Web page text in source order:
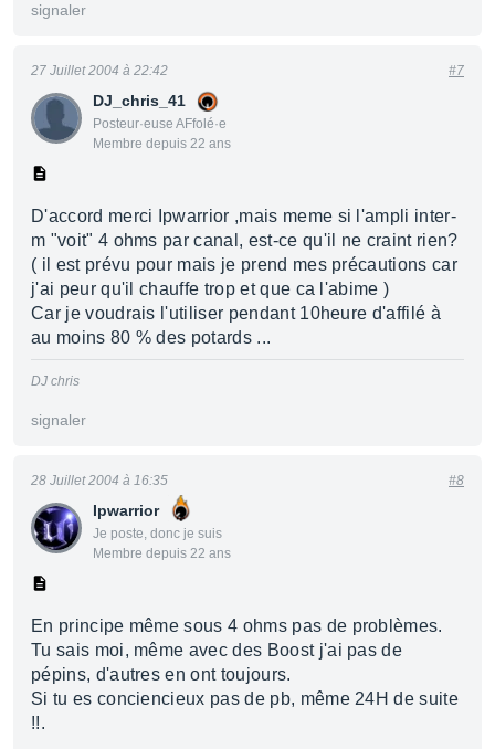
signaler
DJ_chris_41
Posteur·euse AFfolé·e
Membre depuis 22 ans
27 Juillet 2004 à 22:42 #7
D'accord merci Ipwarrior ,mais meme si l'ampli inter-
m "voit" 4 ohms par canal, est-ce qu'il ne craint rien?
( il est prévu pour mais je prend mes précautions car
j'ai peur qu'il chauffe trop et que ca l'abime )
Car je voudrais l'utiliser pendant 10heure d'affilé à
au moins 80 % des potards ...
DJ chris
signaler
Ipwarrior
Je poste, donc je suis
Membre depuis 22 ans
28 Juillet 2004 à 16:35 #8
En principe même sous 4 ohms pas de problèmes.
Tu sais moi, même avec des Boost j'ai pas de
pépins, d'autres en ont toujours.
Si tu es conciencieux pas de pb, même 24H de suite
!!.